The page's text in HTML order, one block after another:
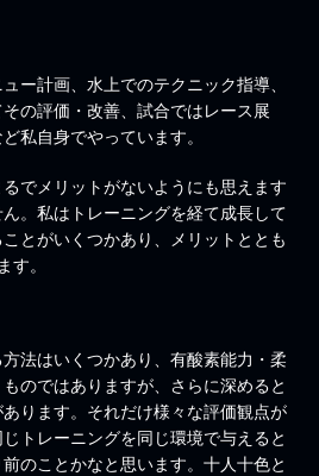
ー計画、水上でのテクニック指導、
の評価・改善、試合ではレース展
私自身でやっています。
でメリットがないようにも思えます
。私はトレーニングを経て成長して
とがいくつかあり、メリットととも
す。
法はいくつかあり、有酸素能力・柔
のではありますが、さらに深めると
ります。それだけ様々な評価観点が
トレーニングを同じ環境で与えると
のことかなと思います。十人十色と